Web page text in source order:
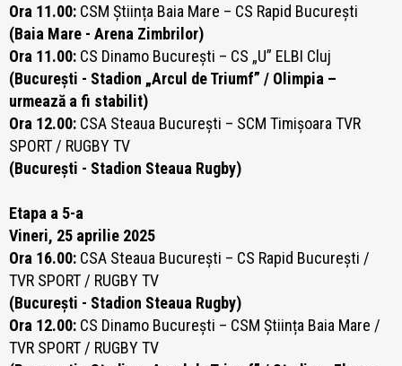
Ora 11.00: CSM Știința Baia Mare – CS Rapid București
(Baia Mare - Arena Zimbrilor)
Ora 11.00: CS Dinamo București – CS „U” ELBI Cluj
(București - Stadion „Arcul de Triumf” / Olimpia –
urmează a fi stabilit)
Ora 12.00: CSA Steaua București – SCM Timișoara TVR
SPORT / RUGBY TV
(București - Stadion Steaua Rugby)
Etapa a 5-a
Vineri, 25 aprilie 2025
Ora 16.00: CSA Steaua București – CS Rapid București /
TVR SPORT / RUGBY TV
(București - Stadion Steaua Rugby)
Ora 12.00: CS Dinamo București – CSM Știința Baia Mare /
TVR SPORT / RUGBY TV